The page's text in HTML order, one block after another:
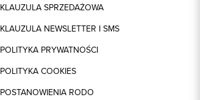
KLAUZULA SPRZEDAŻOWA
KLAUZULA NEWSLETTER I SMS
POLITYKA PRYWATNOŚCI
POLITYKA COOKIES
POSTANOWIENIA RODO